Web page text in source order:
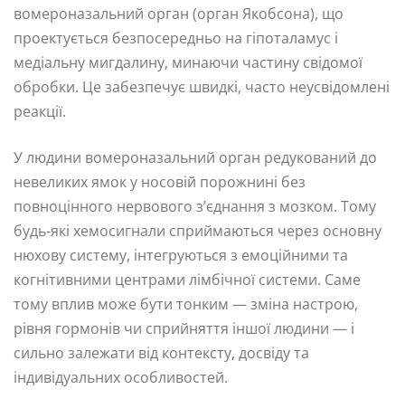
вомероназальний орган (орган Якобсона), що
проектується безпосередньо на гіпоталамус і
медіальну мигдалину, минаючи частину свідомої
обробки. Це забезпечує швидкі, часто неусвідомлені
реакції.
У людини вомероназальний орган редукований до
невеликих ямок у носовій порожнині без
повноцінного нервового з’єднання з мозком. Тому
будь-які хемосигнали сприймаються через основну
нюхову систему, інтегруються з емоційними та
когнітивними центрами лімбічної системи. Саме
тому вплив може бути тонким — зміна настрою,
рівня гормонів чи сприйняття іншої людини — і
сильно залежати від контексту, досвіду та
індивідуальних особливостей.